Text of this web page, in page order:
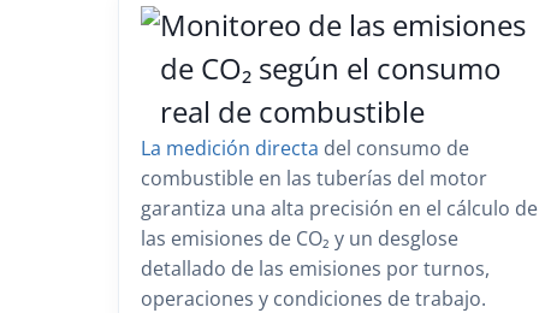
Monitoreo de las emisiones
de CO₂ según el consumo
real de combustible
La medición directa del consumo de
combustible en las tuberías del motor
garantiza una alta precisión en el cálculo de
las emisiones de CO₂ y un desglose
detallado de las emisiones por turnos,
operaciones y condiciones de trabajo.